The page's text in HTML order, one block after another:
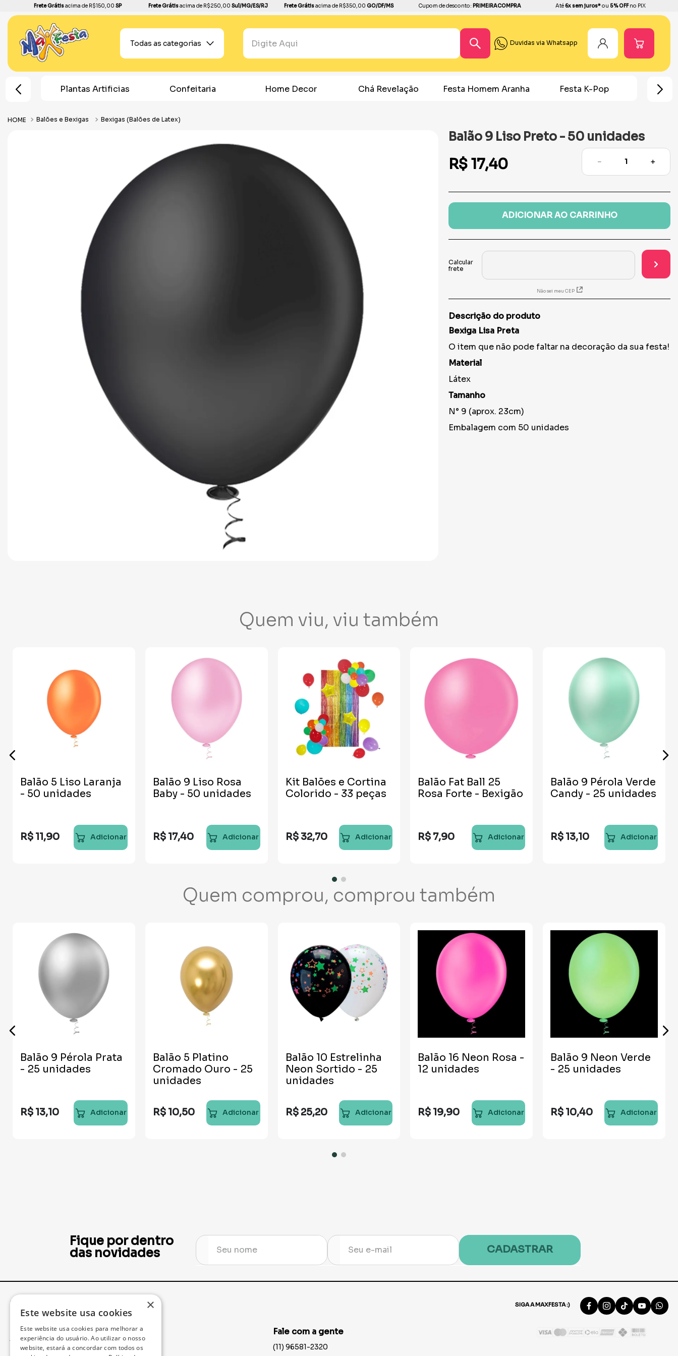
Frete Grátisacima de R$150,00 SP Frete Grátisacima de R$250,00Sul/MG/ES/RJ Frete Grátisacima de R$350,00GO/DF/MS Cupom de desconto:PRIMEIRACOMPRA Até6x sem juros*ou 5% OFFno PIX
Todas as categorias
Pesquisar...
TERMOS MAIS BUSCADOS
boleira
dinossauro
Duvidas via Whatsapp
Bolo Plantas Artificias Confeitaria Home Decor Chá Revelação Festa Homem Aranha Festa K-Pop
Balões e Bexigas Bexigas (Balões de Latex)
Balão 9 Liso Preto - 50 unidades
R$ 17,40 ＋
－
ADICIONAR AO CARRINHO
Não sei meu CEP
Descrição do produto
Bexiga Lisa Preta
O item que não pode faltar na decoração da sua festa!
Material
Látex
Tamanho
N° 9 (aprox. 23cm)
Embalagem com 50 unidades
Quem viu, viu também
Balão 5 Liso Laranja
- 50 unidades
R$ 11,90 Adicionar
Balão 9 Liso Rosa
Baby - 50 unidades
R$ 17,40 Adicionar
Kit Balões e Cortina
Colorido - 33 peças
R$ 32,70 Adicionar
Balão Fat Ball 25
Rosa Forte - Bexigão
R$ 7,90 Adicionar
Balão 9 Pérola Verde
Candy - 25 unidades
R$ 13,10 Adicionar
Quem comprou, comprou também
Balão 9 Pérola Prata
- 25 unidades
R$ 13,10 Adicionar
Balão 5 Platino
Cromado Ouro - 25
unidades
R$ 10,50 Adicionar
Balão 10 Estrelinha
Neon Sortido - 25
unidades
R$ 25,20 Adicionar
Balão 16 Neon Rosa -
12 unidades
R$ 19,90 Adicionar
Balão 9 Neon Verde
- 25 unidades
R$ 10,40 Adicionar
Fique por dentro
das novidades
CADASTRAR
Institucional SIGA A MAXFESTA :)
Acompanhe seu Pedido
Fale com a gente
(11) 96581-2320
×
Este website usa cookies
Este website usa cookies para melhorar a
experiência do usuário. Ao utilizar o nosso
website, estará a concordar com todos os